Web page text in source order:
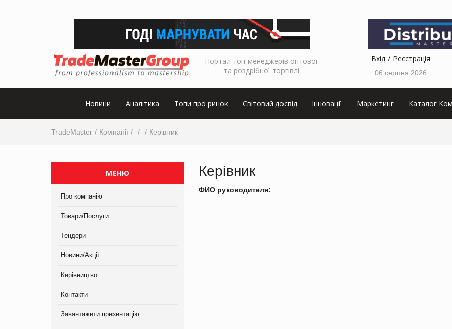
Портал топ-менеджерів оптової
та роздрібної торгівлі
Вхід Реєстрація
06 серпня 2026
Новини Аналітика Топи про ринок Світовий досвід Інновації Маркетинг Каталог
TradeMaster Компанії Керівник
МЕНЮ
Про компанію
Товари/Послуги
Тендери
Новини/Акції
Керівництво
Контакти
Завантажити презентацію
Керівник
ФИО руководителя: